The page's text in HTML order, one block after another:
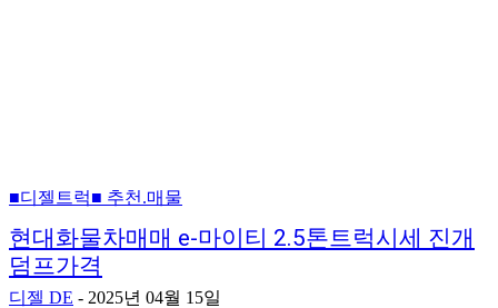
■디젤트럭■ 추천.매물
현대화물차매매 e-마이티 2.5톤트럭시세 진개
덤프가격
디젤 DE - 2025년 04월 15일